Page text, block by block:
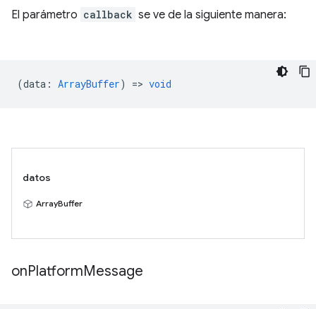
El parámetro callback se ve de la siguiente manera:
(data : ArrayBuffer) => void
datos
ArrayBuffer
onPlatformMessage